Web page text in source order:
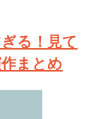
る！見て
まとめ